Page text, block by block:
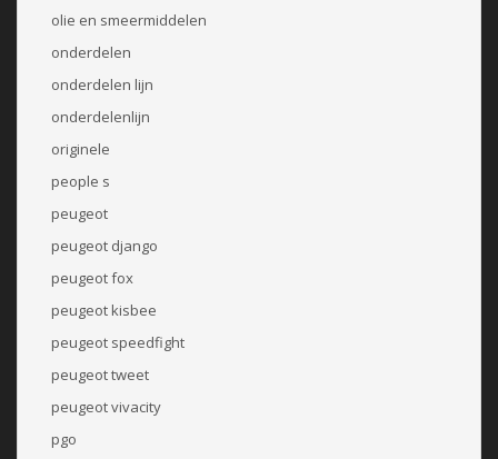
olie en smeermiddelen
onderdelen
onderdelen lijn
onderdelenlijn
originele
people s
peugeot
peugeot django
peugeot fox
peugeot kisbee
peugeot speedfight
peugeot tweet
peugeot vivacity
pgo